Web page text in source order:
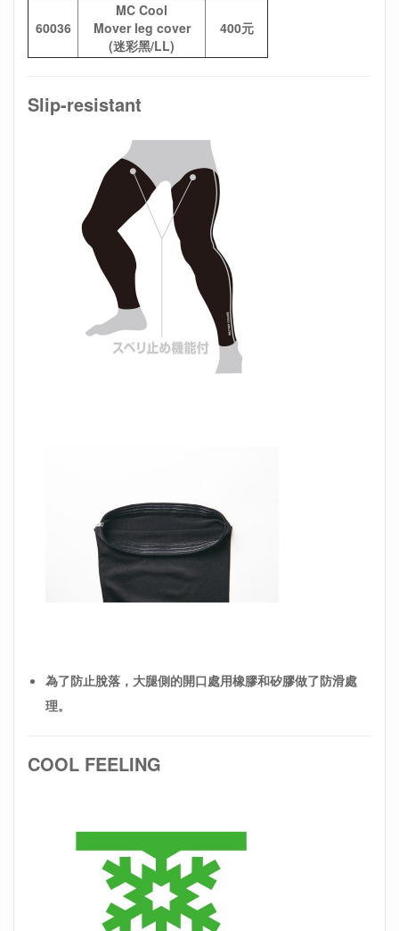
60036
MC Cool
Mover leg cover
(迷彩黑/LL)
400元
Slip-resistant
為了防止脫落，大腿側的開口處用橡膠和矽膠做了防滑處
理。
COOL FEELING